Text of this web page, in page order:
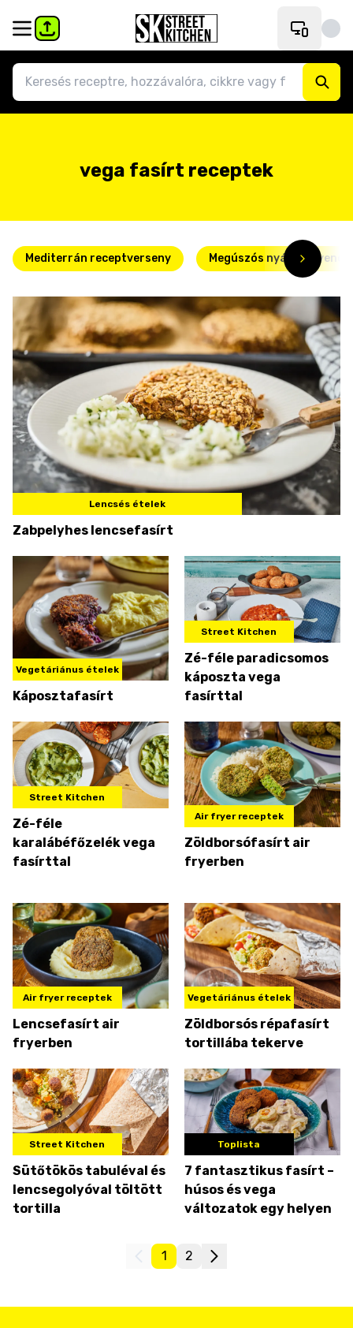
vega fasírt receptek
Mediterrán receptverseny Megúszós nyári
Lencsés ételek
Zabpelyhes lencsefasírt
Vegetáriánus ételek
Káposztafasírt
Street Kitchen
Zé-féle paradicsomos
káposzta vega
fasírttal
Street Kitchen
Zé-féle
karalábéfőzelék vega
fasírttal
Air fryer receptek
Zöldborsófasírt air
fryerben
Air fryer receptek
Lencsefasírt air
fryerben
Vegetáriánus ételek
Zöldborsós répafasírt
tortillába tekerve
Street Kitchen
Sütőtökös tabuléval és
lencsegolyóval töltött
tortilla
Toplista
7 fantasztikus fasírt –
húsos és vega
változatok egy helyen
1 2